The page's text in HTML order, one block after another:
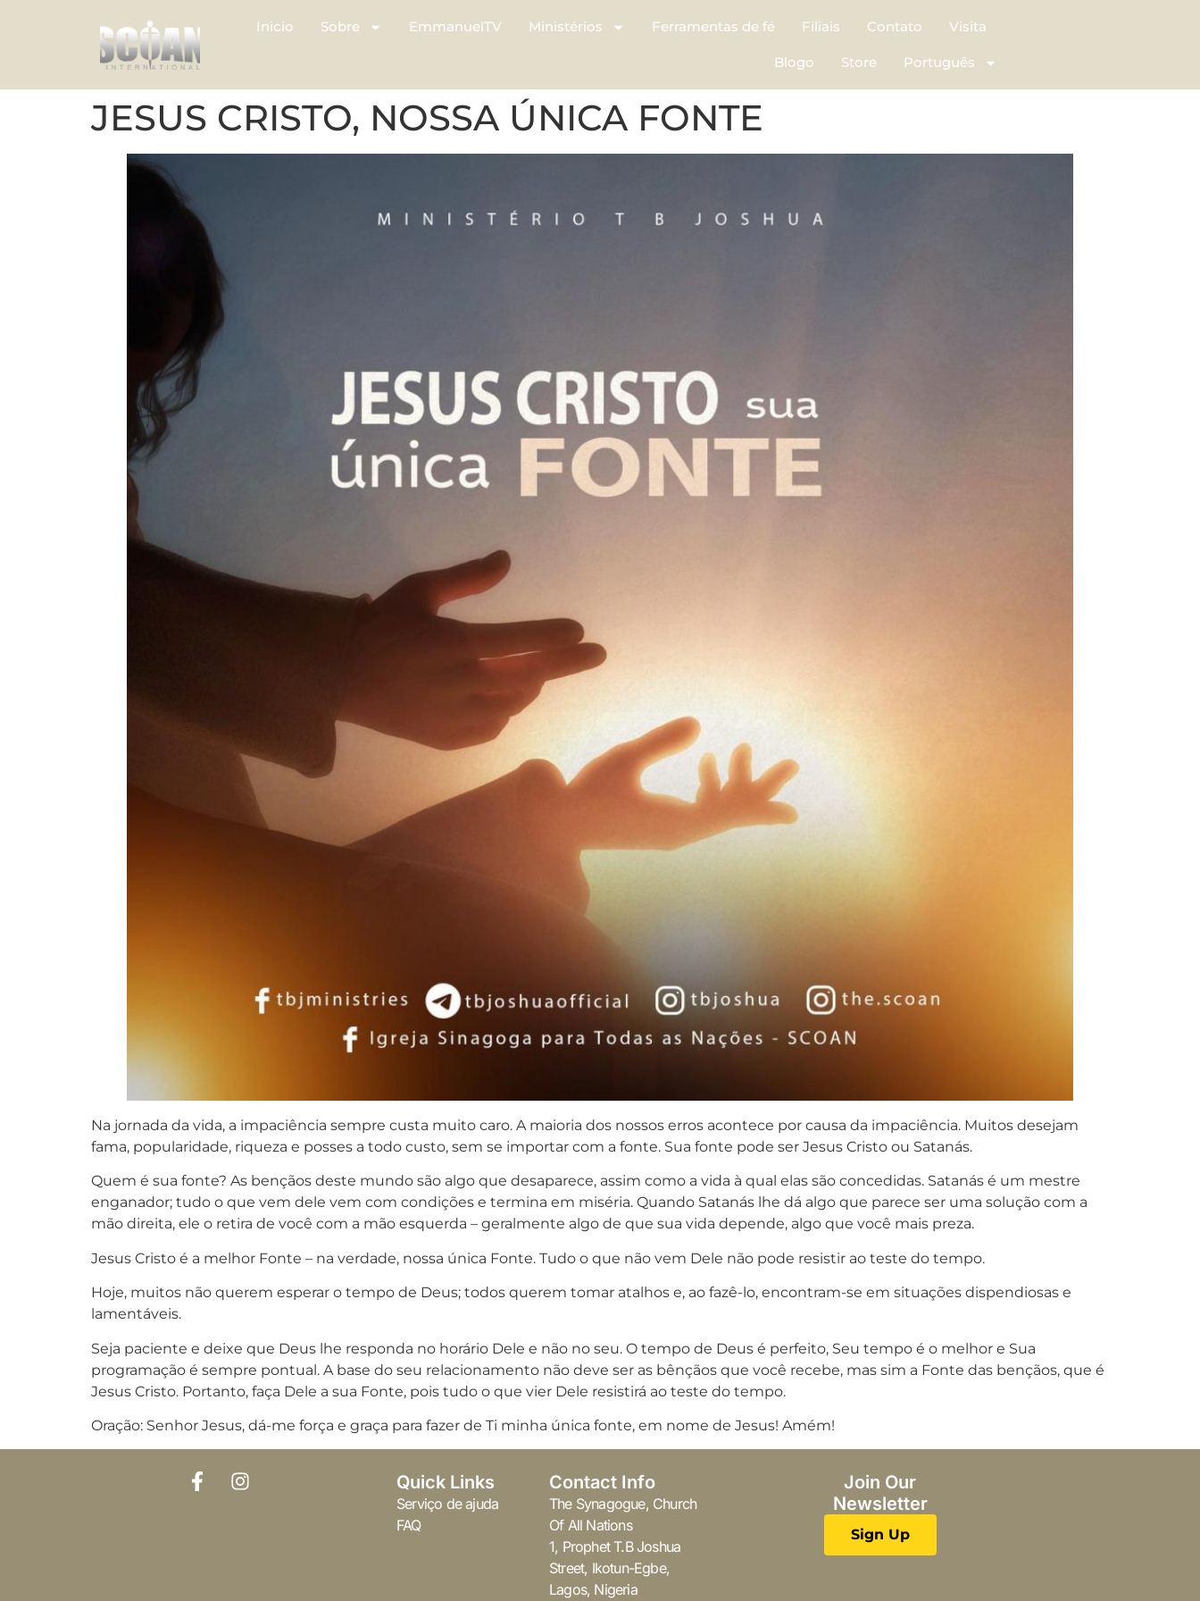
Inicio Sobre EmmanuelTV Ministérios Ferramentas de fé Filiais Contato Visita
Blogo Store Português
JESUS ​​CRISTO, NOSSA ÚNICA FONTE
Na jornada da vida, a impaciência sempre custa muito caro. A maioria dos nossos erros acontece por causa da impaciência. Muitos desejam
fama, popularidade, riqueza e posses a todo custo, sem se importar com a fonte. Sua fonte pode ser Jesus Cristo ou Satanás.
Quem é sua fonte? As bençãos deste mundo são algo que desaparece, assim como a vida à qual elas são concedidas. Satanás é um mestre
enganador; tudo o que vem dele vem com condições e termina em miséria. Quando Satanás lhe dá algo que parece ser uma solução com a
mão direita, ele o retira de você com a mão esquerda – geralmente algo de que sua vida depende, algo que você mais preza.
Jesus Cristo é a melhor Fonte – na verdade, nossa única Fonte. Tudo o que não vem Dele não pode resistir ao teste do tempo.
Hoje, muitos não querem esperar o tempo de Deus; todos querem tomar atalhos e, ao fazê-lo, encontram-se em situações dispendiosas e
lamentáveis.
Seja paciente e deixe que Deus lhe responda no horário Dele e não no seu. O tempo de Deus é perfeito, Seu tempo é o melhor e Sua
programação é sempre pontual. A base do seu relacionamento não deve ser as bênçãos que você recebe, mas sim a Fonte das bençãos, que é
Jesus Cristo. Portanto, faça Dele a sua Fonte, pois tudo o que vier Dele resistirá ao teste do tempo.
Oração: Senhor Jesus, dá-me força e graça para fazer de Ti minha única fonte, em nome de Jesus! Amém!
Quick Links
Serviço de ajuda
FAQ
Contact Info
The Synagogue, Church
Of All Nations
1, Prophet T.B Joshua
Street, Ikotun-Egbe,
Lagos, Nigeria
Join Our
Newsletter
Sign Up